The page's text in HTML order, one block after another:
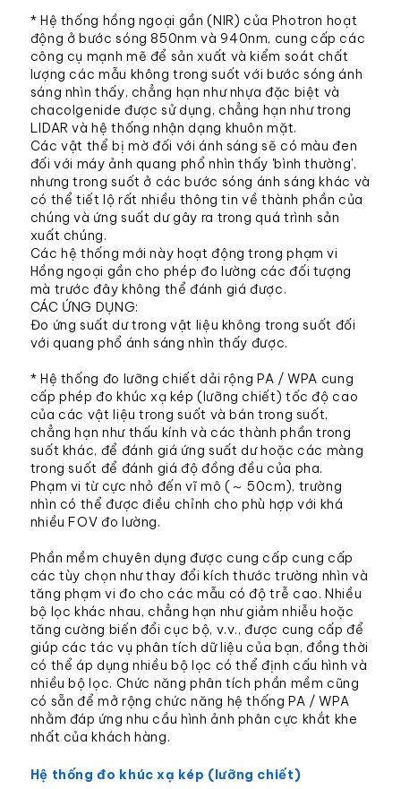
* Hệ thống hồng ngoại gần (NIR) của Photron hoạt
động ở bước sóng 850nm và 940nm, cung cấp các
công cụ mạnh mẽ để sản xuất và kiểm soát chất
lượng các mẫu không trong suốt với bước sóng ánh
sáng nhìn thấy, chẳng hạn như nhựa đặc biệt và
chacolgenide được sử dụng, chẳng hạn như trong
LIDAR và hệ thống nhận dạng khuôn mặt.
Các vật thể bị mờ đối với ánh sáng sẽ có màu đen
đối với máy ảnh quang phổ nhìn thấy 'bình thường',
nhưng trong suốt ở các bước sóng ánh sáng khác và
có thể tiết lộ rất nhiều thông tin về thành phần của
chúng và ứng suất dư gây ra trong quá trình sản
xuất chúng.
Các hệ thống mới này hoạt động trong phạm vi
Hồng ngoại gần cho phép đo lường các đối tượng
mà trước đây không thể đánh giá được.
CÁC ỨNG DỤNG:
Đo ứng suất dư trong vật liệu không trong suốt đối
với quang phổ ánh sáng nhìn thấy được.
* Hệ thống đo lưỡng chiết dải rộng PA / WPA cung
cấp phép đo khúc xạ kép (lưỡng chiết) tốc độ cao
của các vật liệu trong suốt và bán trong suốt,
chẳng hạn như thấu kính và các thành phần trong
suốt khác, để đánh giá ứng suất dư hoặc các màng
trong suốt để đánh giá độ đồng đều của pha.
Phạm vi từ cực nhỏ đến vĩ mô (～ 50cm), trường
nhìn có thể được điều chỉnh cho phù hợp với khá
nhiều FOV đo lường.
Phần mềm chuyên dụng được cung cấp cung cấp
các tùy chọn như thay đổi kích thước trường nhìn và
tăng phạm vi đo cho các mẫu có độ trễ cao. Nhiều
bộ lọc khác nhau, chẳng hạn như giảm nhiễu hoặc
tăng cường biến đổi cục bộ, v.v., được cung cấp để
giúp các tác vụ phân tích dữ liệu của bạn, đồng thời
có thể áp dụng nhiều bộ lọc có thể định cấu hình và
nhiều bộ lọc. Chức năng phân tích phần mềm cũng
có sẵn để mở rộng chức năng hệ thống PA / WPA
nhằm đáp ứng nhu cầu hình ảnh phân cực khắt khe
nhất của khách hàng.
Hệ thống đo khúc xạ kép (lưỡng chiết)